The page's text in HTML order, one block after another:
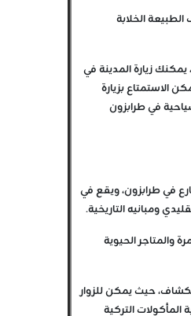
الخلابة
يمكنك زيارة المدينة في
بزيارة
في طرابزون
في طرابزون، ويقع في
ومبانيه التاريخية.
والمتاجر الحيوية
حيث يمكن للزوار
المأكولات التركية